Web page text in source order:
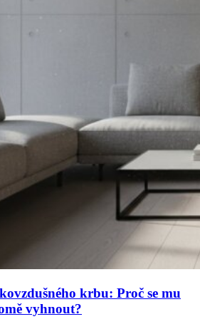
krbu: Proč se mu
vyhnout?